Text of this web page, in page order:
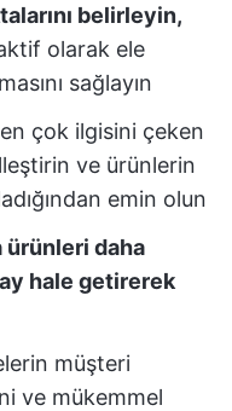
belirleyin,
olarak ele
sağlayın
çok ilgisini çeken
ve ürünlerin
emin olun
ürünleri daha
hale getirerek
müşteri
ve mükemmel